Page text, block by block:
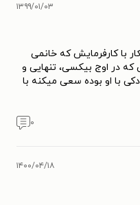
۱۳۹۹/۰۱/۰۳
با کارفرمایش که خانمی
در اوج بیکسی، تنهایی و
با او بوده سعی میکنه با
۰
۱۴۰۰/۰۴/۱۸